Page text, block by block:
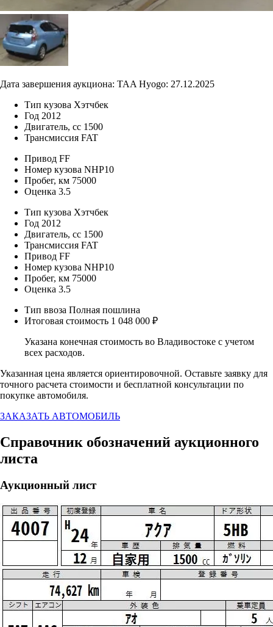
Дата завершения аукциона: TAA Hyogo: 27.12.2025
Тип кузова Хэтчбек
Год 2012
Двигатель, cc 1500
Трансмиссия FAT
Привод FF
Номер кузова NHP10
Пробег, км 75000
Оценка 3.5
Тип кузова Хэтчбек
Год 2012
Двигатель, cc 1500
Трансмиссия FAT
Привод FF
Номер кузова NHP10
Пробег, км 75000
Оценка 3.5
Тип ввоза Полная пошлина
Итоговая стоимость 1 048 000 ₽
Указана конечная стоимость во Владивостоке с учетом
всех расходов.
Указанная цена является ориентировочной. Оставьте заявку для
точного расчета стоимости и бесплатной консультации по
покупке автомобиля.
ЗАКАЗАТЬ АВТОМОБИЛЬ
Справочник обозначений аукционного
листа
Аукционный лист